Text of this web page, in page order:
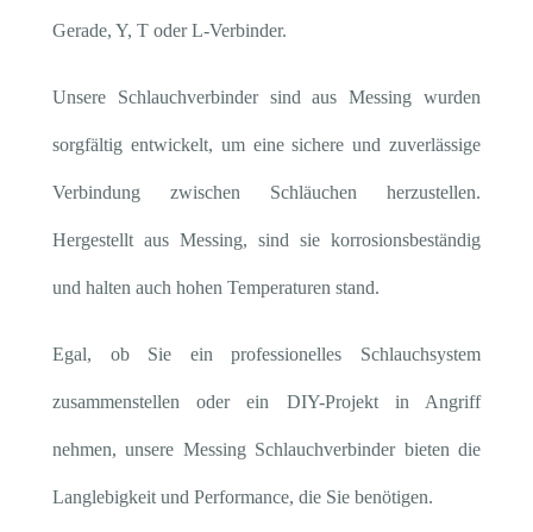
Gerade, Y, T oder L-Verbinder.
Unsere Schlauchverbinder sind aus Messing wurden
sorgfältig entwickelt, um eine sichere und zuverlässige
Verbindung zwischen Schläuchen herzustellen.
Hergestellt aus Messing, sind sie korrosionsbeständig
und halten auch hohen Temperaturen stand.
Egal, ob Sie ein professionelles Schlauchsystem
zusammenstellen oder ein DIY-Projekt in Angriff
nehmen, unsere Messing Schlauchverbinder bieten die
Langlebigkeit und Performance, die Sie benötigen.